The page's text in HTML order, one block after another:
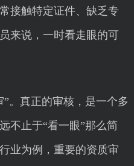
接触特定证件、缺乏专
来说，一时看走眼的可
。真正的审核，是一个多
不止于“看一眼”那么简
业为例，重要的资质审